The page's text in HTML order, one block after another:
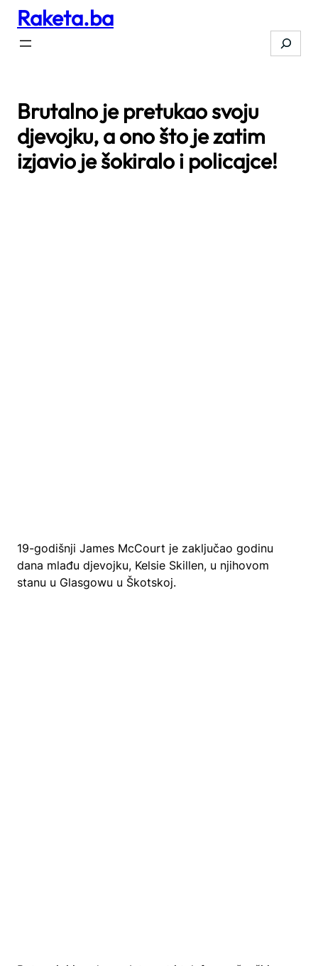
Skip
content
Raketa.ba
Search
Brutalno je pretukao svoju
djevojku, a ono što je zatim
izjavio je šokiralo i policajce!
19-godišnji James McCourt je zaključao godinu
dana mlađu djevojku, Kelsie Skillen, u njihovom
stanu u Glasgowu u Škotskoj.